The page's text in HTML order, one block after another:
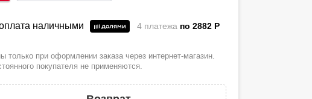
наличными 4 платежа по 2882 P
только при оформлении заказа через интернет-магазин.
покупателя не применяются.